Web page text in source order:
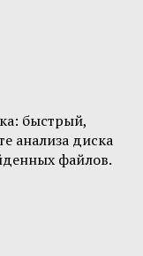
быстрый,
анализа диска
файлов.